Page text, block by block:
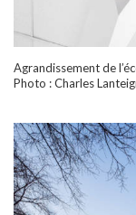
Agrandissement de
Photo : Charles